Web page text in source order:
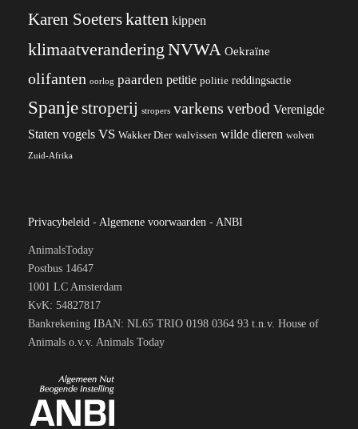
Karen Soeterskatten kippen
klimaatverandering NVWA Oekraïne
olifanten oorlog paarden petitie politie reddingsactie
Spanjestroperij stropers varkens verbod Verenigde
Staten vogels VS Wakker Dier walvissen wilde dieren wolven
Zuid-Afrika
Privacybeleid - Algemene voorwaarden - ANBI
AnimalsToday
Postbus 14647
1001 LC Amsterdam
KvK: 54827817
Bankrekening IBAN: NL65 TRIO 0198 0364 93 t.n.v. House of
Animals o.v.v. Animals Today